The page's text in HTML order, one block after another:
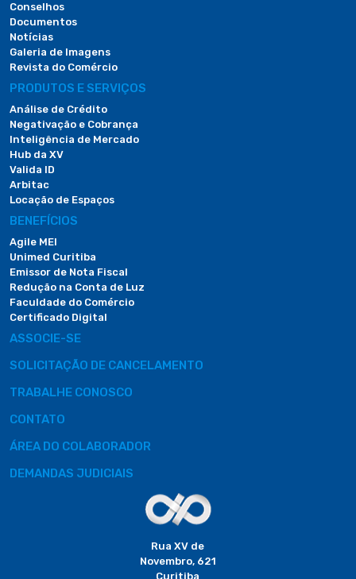
Conselhos
Documentos
Notícias
Galeria de Imagens
Revista do Comércio
PRODUTOS E SERVIÇOS
Análise de Crédito
Negativação e Cobrança
Inteligência de Mercado
Hub da XV
Valida ID
Arbitac
Locação de Espaços
BENEFÍCIOS
Agile MEI
Unimed Curitiba
Emissor de Nota Fiscal
Redução na Conta de Luz
Faculdade do Comércio
Certificado Digital
ASSOCIE-SE
SOLICITAÇÃO DE CANCELAMENTO
TRABALHE CONOSCO
CONTATO
ÁREA DO COLABORADOR
DEMANDAS JUDICIAIS
Rua XV de
Novembro, 621
Curitiba